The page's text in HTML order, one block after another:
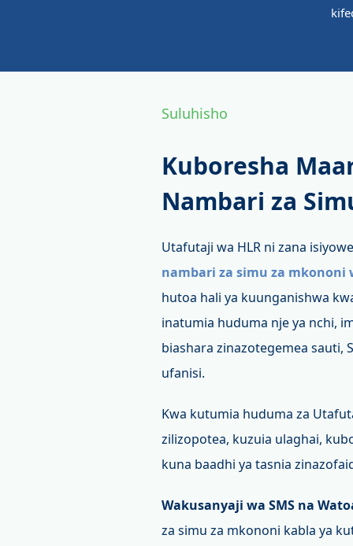
Suluhisho
Kuboresha
Nambari za
Utafutaji wa HLR ni zana
nambari za simu za
hutoa hali ya kuunganishwa
inatumia huduma nje ya nchi,
biashara zinazotegemea sauti,
ufanisi.
Kwa kutumia huduma za
zilizopotea, kuzuia ulaghai,
kuna baadhi ya tasnia
Wakusanyaji wa SMS na
za simu za mkononi kabla ya